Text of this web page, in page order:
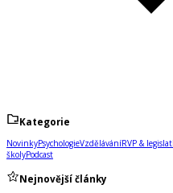
Kategorie
NovinkyPsychologieVzděláváníRVP &
školyPodcast
Nejnovější články